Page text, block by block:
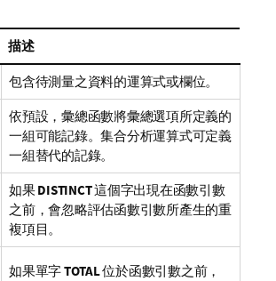
描述
包含待測量之資料的運算式或欄位。
依預設，彙總函數將彙總選項所定義的
一組可能記錄。集合分析運算式可定義
一組替代的記錄。
如果DISTINCT這個字出現在函數引數
之前，會忽略評估函數引數所產生的重
複項目。
如果單字TOTAL位於函數引數之前，